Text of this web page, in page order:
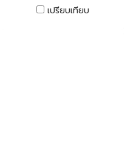
เปรียบเทียบ